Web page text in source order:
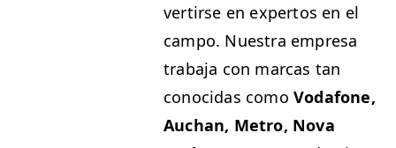
ver­tirse en exper­tos en el
cam­po. Nues­tra empre­sa
tra­ba­ja con mar­cas tan
cono­ci­das como Voda­fone,
Auchan, Metro, Nova